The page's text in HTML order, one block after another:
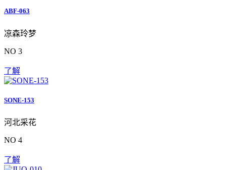
ABF-063
凉森玲梦
NO 3
了解
SONE-153
河北采花
NO 4
了解